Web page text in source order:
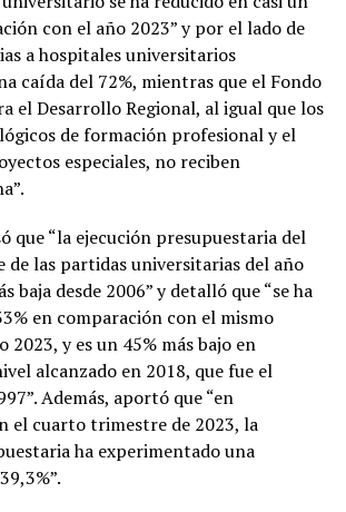
con el año 2023” y por el lado de
a hospitales universitarios
caída del 72%, mientras que el Fondo
el Desarrollo Regional, al igual que los
de formación profesional y el
especiales, no reciben
que “la ejecución presupuestaria del
las partidas universitarias del año
baja desde 2006” y detalló que “se ha
en comparación con el mismo
y es un 45% más bajo en
alcanzado en 2018, que fue el
Además, aportó que “en
el cuarto trimestre de 2023, la
ha experimentado una